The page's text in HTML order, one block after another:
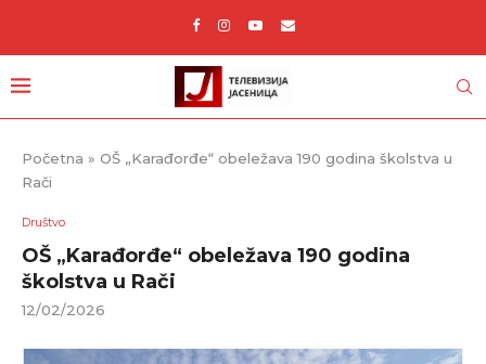
Početna » OŠ „Karađorđe“ obeležava 190 godina školstva u
Rači
Društvo
OŠ „Karađorđe“ obeležava 190 godina
školstva u Rači
12/02/2026